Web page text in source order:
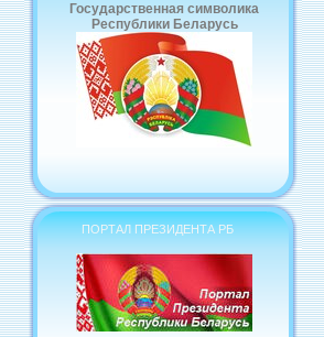
Государственная символика
Республики Беларусь
ПОРТАЛ ПРЕЗИДЕНТА РБ